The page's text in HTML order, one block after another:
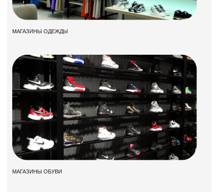
МАГАЗИНЫ ОДЕЖДЫ
МАГАЗИНЫ ОБУВИ